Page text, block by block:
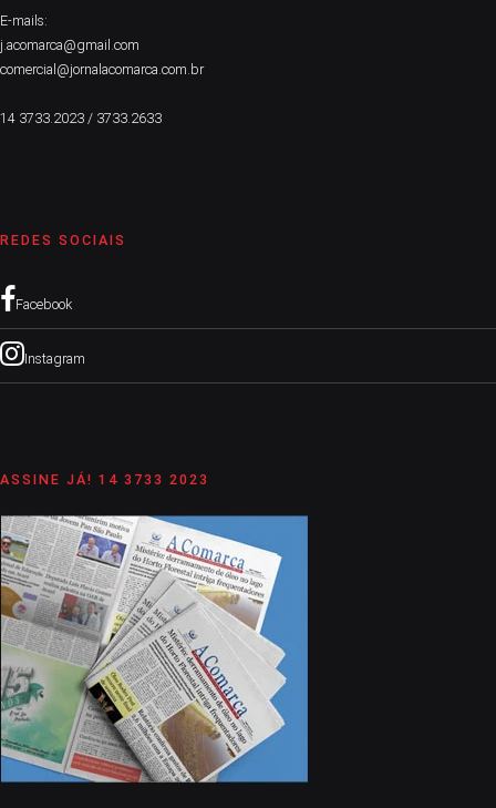
E-mails:
j.acomarca@gmail.com
comercial@jornalacomarca.com.br
14 3733.2023 / 3733.2633
REDES SOCIAIS
Facebook
Instagram
ASSINE JÁ! 14 3733 2023